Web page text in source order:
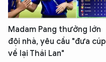
Madam Pang thưởng lớn
đội nhà, yêu cầu "đưa cúp
về lại Thái Lan"